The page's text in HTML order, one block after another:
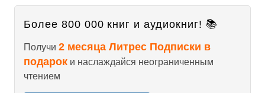
Более 800 000 книг и аудиокниг! 📚
Получи 2 месяца Литрес Подписки в
подарок и наслаждайся неограниченным
чтением